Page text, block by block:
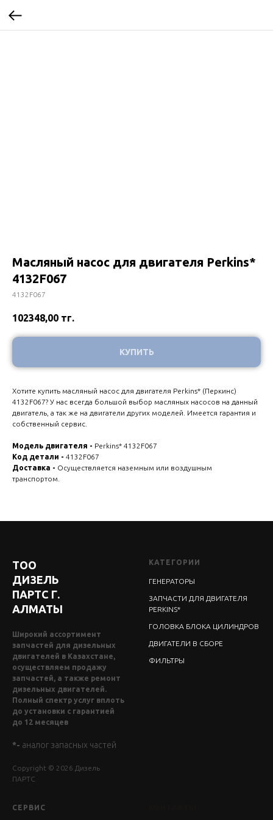
Масляный насос для двигателя Perkins*
4132F067
4132F067
102348,00 тг.
КУПИТЬ
Хотите купить масляный насос для двигателя Perkins* (Перкинс)
4132F067? У нас всегда большой выбор масляных насосов на данный
двигатель, а так же на двигатели других моделей. Имеется гарантия и
собственный сервис.
Модель двигателя - Perkins* 4132F067
Код детали - 4132F067
Доставка - Осуществляется наземным или воздушным
транспортом.
ТОО
ДИЗЕЛЬ
ПАРТС Г.
АЛМАТЫ
Широкий ассортимент
запчастей для дизельных
двигателей в Казахстане,
осуществляем продажу
запчастей, а также ремонт
дизельных двигателей.
Полный спектр услуг вплоть
до установки с гарантией
до 12 месяцев
*- аналог запасных частей
Copyright © 2026 Дизель
ПАРТС
КАТЕГОРИИ
ГЕНЕРАТОРЫ
ЗАПЧАСТИ ДЛЯ ДВИГАТЕЛЯ
PERKINS*
ГОЛОВКА БЛОКА ЦИЛИНДРОВ
ДВИГАТЕЛИ В СБОРЕ
ФИЛЬТРЫ
СЕРВИС